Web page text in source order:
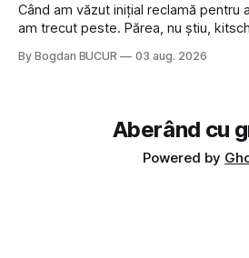
Când am văzut inițial reclamă pentru
am trecut peste. Părea, nu știu,
fine dining din alte show-uri... așa că
By Bogdan BUCUR 03 aug. 2026
Aberând cu
Powered by